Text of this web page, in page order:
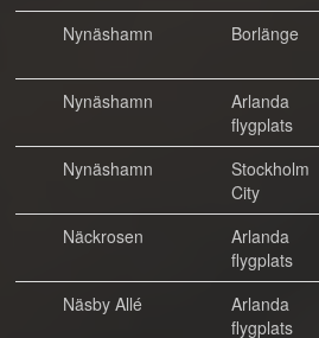
Nynäshamn
Borlänge
Nynäshamn
Arlanda
flygplats
Nynäshamn
Stockholm
City
Näckrosen
Arlanda
flygplats
Näsby Allé
Arlanda
flygplats